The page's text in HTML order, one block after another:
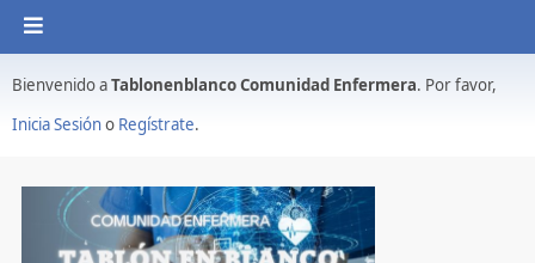
Bienvenido aTablonenblanco Comunidad Enfermera. Por favor,
Inicia Sesióno Regístrate.